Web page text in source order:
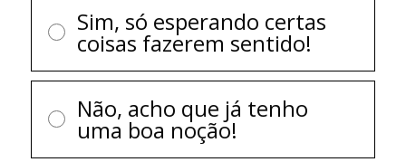
Sim, só esperando certas
coisas fazerem sentido!
Não, acho que já tenho
uma boa noção!